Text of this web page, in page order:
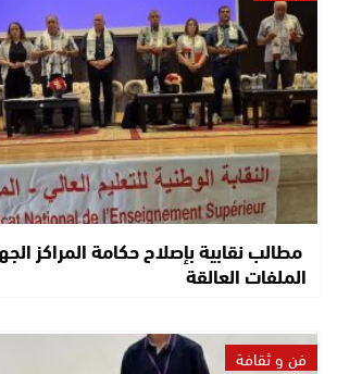
مطالب نقابية بإصلاح حكامة المراكز
الملفات العالقة
فن و ثقافة